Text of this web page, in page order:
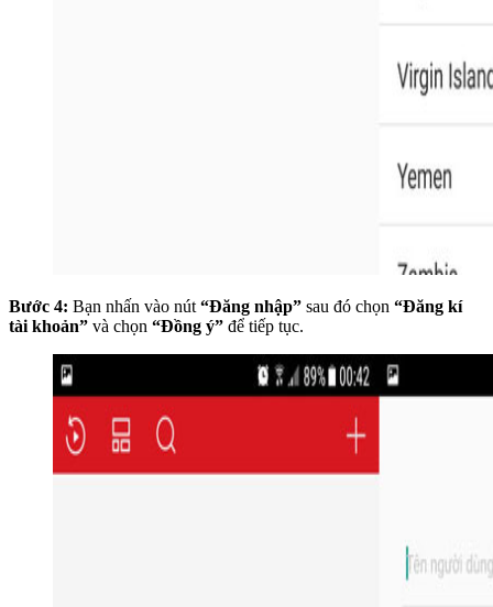
Bước 4: Bạn nhấn vào nút “Đăng nhập” sau đó chọn “Đăng kí
tài khoản” và chọn “Đồng ý” để tiếp tục.